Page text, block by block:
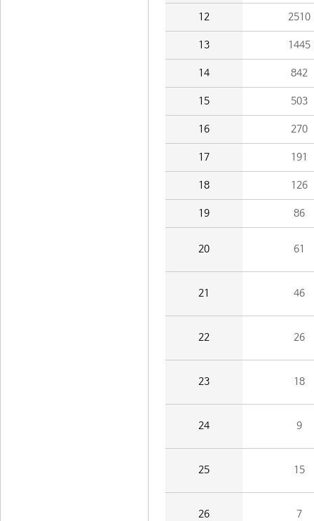
12 2510
13 1445
14 842
15 503
16 270
17 191
18 126
19 86
20 61
21 46
22 26
23 18
24 9
25 15
26 7